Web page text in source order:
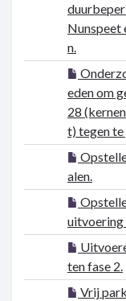
Nunspeet
n.
eden om
28
t) tegen te
alen.
uitvoering
ten fase 2.
Vrij